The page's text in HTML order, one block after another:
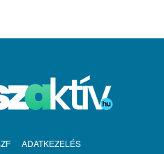
ADATKEZELÉS